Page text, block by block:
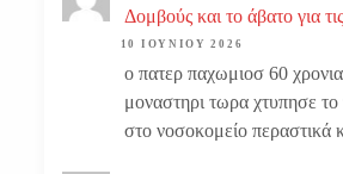
Δομβούς και το άβατο για
10 ΙΟΥΝΊΟΥ 2026
ο πατερ παχωμιοσ 60
μοναστηρι τωρα χτυπησε το
στο νοσοκομείο περαστικά